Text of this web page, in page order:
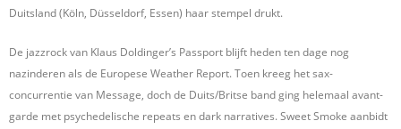
Duitsland (Köln, Düsseldorf, Essen) haar stempel drukt.
De jazzrock van Klaus Doldinger’s Passport blijft heden ten dage nog
nazinderen als de Europese Weather Report. Toen kreeg het sax-
concurrentie van Message, doch de Duits/Britse band ging helemaal avant-
garde met psychedelische repeats en dark narratives. Sweet Smoke aanbidt